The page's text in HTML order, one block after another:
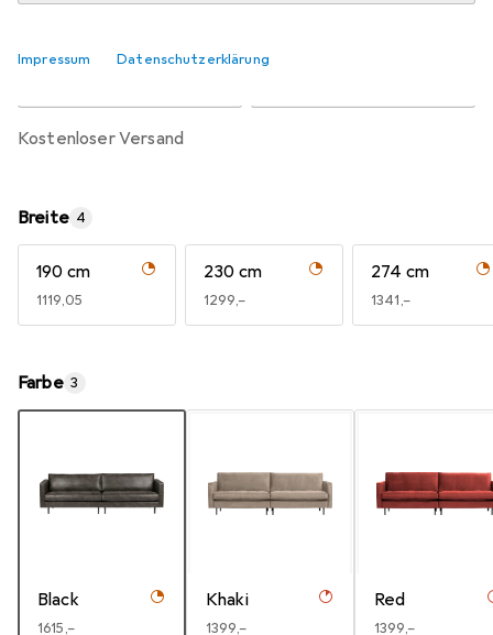
Impressum Datenschutzerklärung
kostenloser Versand
Breite 4
190 cm
EUR
1119,05
230 cm
EUR
1299,–
274 cm
EUR
1341,–
Farbe 3
Black
EUR
1615,–
Khaki
EUR
1399,–
Red
EUR
1399,–